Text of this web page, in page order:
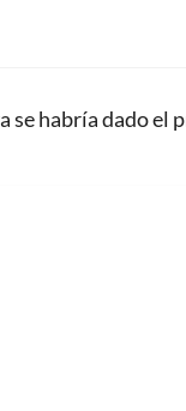
se habría dado